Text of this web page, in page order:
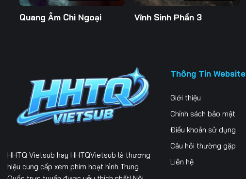
Quang Âm Chi Ngoại Vĩnh Sinh Phần 3
HHTQ Vietsub hay HHTQVietsub là thương
hiệu cung cấp xem phim hoạt hình Trung
Thông Tin Website
Giới thiệu
Chính sách bảo mật
Điều khoản sử dụng
Câu hỏi thường gặp
Liên hệ